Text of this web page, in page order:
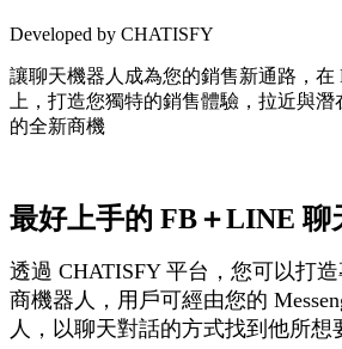
Developed by CHATISFY
讓聊天機器人成為您的銷售新通路，在
上，打造您獨特的銷售體驗，拉近與
的全新商機
最好上手的 FB＋LINE 聊
透過 CHATISFY 平台，您可以打
商機器人，用戶可經由您的
人，以聊天對話的方式找到他所想